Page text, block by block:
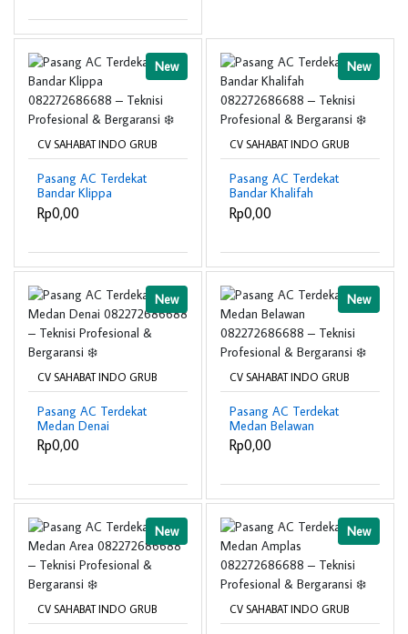
New
CV SAHABAT INDO GRUB
Pasang AC Terdekat
Bandar Klippa
082272686688 –
Teknisi Profesional &
Rp0,00
New
CV SAHABAT INDO GRUB
Pasang AC Terdekat
Bandar Khalifah
082272686688 –
Teknisi Profesional &
Rp0,00
New
CV SAHABAT INDO GRUB
Pasang AC Terdekat
Medan Denai
082272686688 –
Teknisi Profesional &
Rp0,00
New
CV SAHABAT INDO GRUB
Pasang AC Terdekat
Medan Belawan
082272686688 –
Teknisi Profesional &
Rp0,00
New
CV SAHABAT INDO GRUB
New
CV SAHABAT INDO GRUB